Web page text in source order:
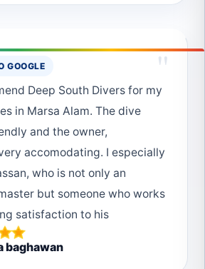
blue stingrays, Napoleon
eels, cleaning shrimp,
fish, tuna, batfish and many
to all the staff for
Hope to see you all again :)
GOOGLE "
Deep South Divers for my
in Marsa Alam. The dive
and the owner,
accomodating. I especially
who is not only an
but someone who works
satisfaction to his
baghawan